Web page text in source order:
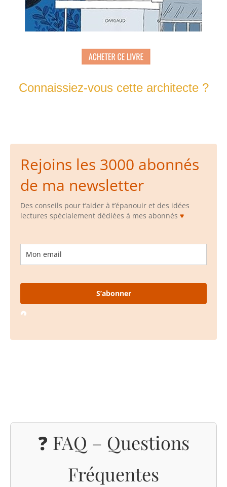
Connaissiez-vous cette architecte ?
Rejoins les 3000 abonnés
de ma newsletter
Des conseils pour t’aider à t’épanouir et des idées
lectures spécialement dédiées à mes abonnés ♥
S’abonner
❓ FAQ – Questions
Fréquentes